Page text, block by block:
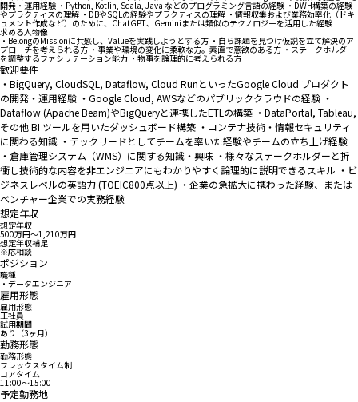
開発・運用経験 ・Python, Kotlin, Scala, Java などのプログラミング言語の経験 ・DWH構築の経験
やプラクティスの理解 ・DBやSQLの経験やプラクティスの理解 ・情報収集および業務効率化（ドキ
ュメント作成など）のために、ChatGPT、Geminiまたは類似のテクノロジーを活用した経験
求める人物像
・BelongのMissionに共感し、Valueを実践しようとする方 ・自ら課題を見つけ仮説を立て解決のア
プローチを考えられる方 ・事業や環境の変化に柔軟な方。素直で意欲のある方 ・ステークホルダー
を調整するファシリテーション能力 ・物事を論理的に考えられる方
歓迎要件
・BigQuery, CloudSQL, Dataflow, Cloud RunといったGoogle Cloud プロダクト
の開発・運用経験 ・Google Cloud, AWSなどのパブリッククラウドの経験 ・
Dataflow (Apache Beam)やBigQueryと連携したETLの構築 ・DataPortal, Tableau,
その他 BI ツールを用いたダッシュボード構築 ・コンテナ技術・情報セキュリティ
に関わる知識 ・テックリードとしてチームを率いた経験やチームの立ち上げ経験
・倉庫管理システム（WMS）に関する知識・興味 ・様々なステークホルダーと折
衝し技術的な内容を非エンジニアにもわかりやすく論理的に説明できるスキル ・ビ
ジネスレベルの英語力 (TOEIC800点以上) ・企業の急拡大に携わった経験、または
ベンチャー企業での実務経験
想定年収
想定年収
500万円〜1,210万円
想定年収補足
※応相談
ポジション
職種
・データエンジニア
雇用形態
雇用形態
正社員
試用期間
あり（3ヶ月）
勤務形態
勤務形態
フレックスタイム制
コアタイム
11:00〜15:00
予定勤務地